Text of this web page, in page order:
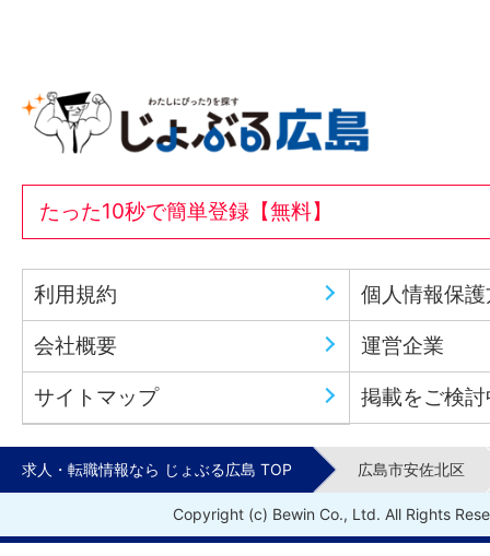
たった10秒で簡単登録【無料】
利用規約 個人情報保
会社概要 運営企業
サイトマップ 掲載をご検
求人・転職情報なら じょぶる広島 TOP 広島市安佐北区
Copyright (c) Bewin Co., Ltd. All Rights